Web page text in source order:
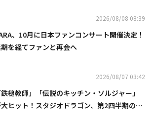
2026/08/08 08:39
、10月に日本ファンコンサート開催決定！
を経てファンと再会へ
2026/08/07 03:42
鉄槌教師」「伝説のキッチン・ソルジャー」
ヒット！スタジオドラゴン、第2四半期の売